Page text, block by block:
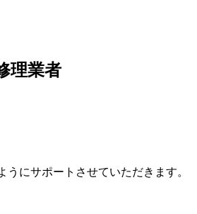
理業者
にサポートさせていただきます。